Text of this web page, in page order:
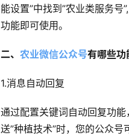
能设置”中找到”农业类服务
功能即可使用。
二、 农业微信公众号有哪些功
1.消息自动回复
通过配置关键词自动回复功
送”种植技术”时，您的公众号